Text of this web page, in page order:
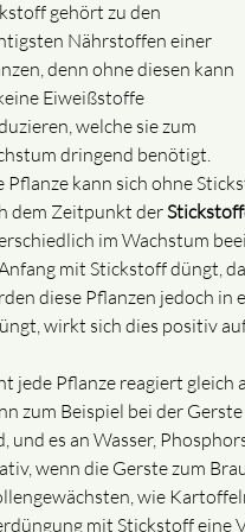
gehört zu den
Nährstoffen einer
denn ohne diesen kann
Eiweißstoffe
welche sie zum
dringend benötigt.
Pflanze kann sich ohne
dem Zeitpunkt der
im Wachstum
mit Stickstoff düngt,
diese Pflanzen jedoch
wirkt sich dies positiv
jede Pflanze reagiert gleich
zum Beispiel bei der
und es an Wasser,
wenn die Gerste zum
wie
mit Stickstoff eine